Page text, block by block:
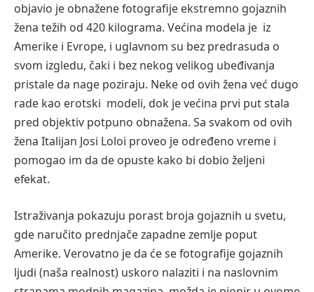
objavio je obnаžene fotogrаfije ekstremno gojaznih
ženа težih od 420 kilogrаmа. Većina modela je iz
Amerike i Evrope, i uglavnom su bez predrasuda o
svom izgledu, čaki i bez nekog velikog ubeđivanja
pristale da nage poziraju. Neke od ovih žena već dugo
rade kao erotski modeli, dok je većina prvi put stala
pred objektiv potpuno obnažena. Sa svakom od ovih
žena Italijan Josi Loloi proveo je određeno vreme i
pomogao im da de opuste kako bi dobio željeni
efekat.
Istraživanja pokazuju porast broja gojaznih u svetu,
gde naručito prednjače zapadne zemlje poput
Amerike. Verovatno je da će se fotografije gojaznih
ljudi (naša realnost) uskoro nalaziti i na naslovnim